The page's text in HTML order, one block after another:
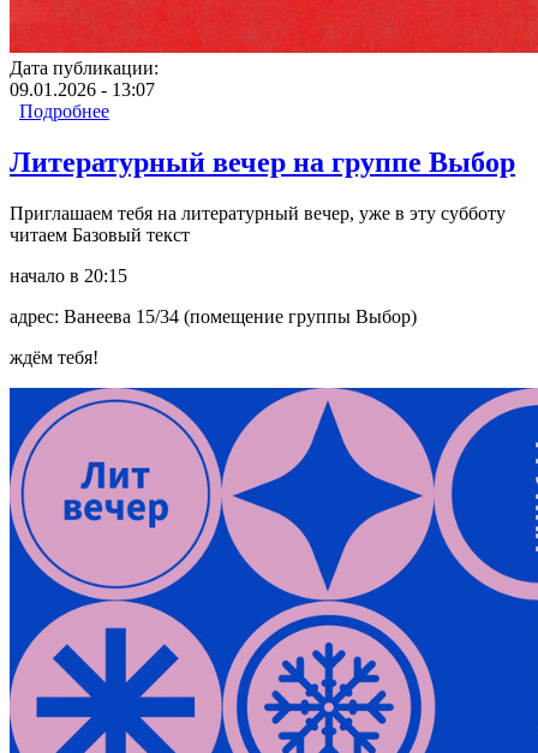
Дата публикации:
09.01.2026 - 13:07
Подробнее
Литературный вечер на группе Выбор
Приглашаем тебя на литературный вечер, уже в эту субботу
читаем Базовый текст
начало в 20:15
адрес: Ванеева 15/34 (помещение группы Выбор)
ждём тебя!